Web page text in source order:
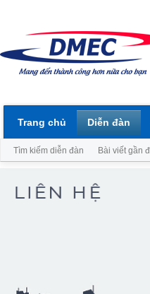
Trang chủ Diễn đàn
Tìm kiếm diễn đàn Bài viết gần